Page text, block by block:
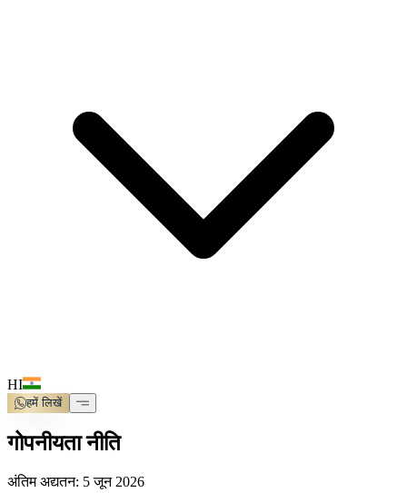
HI
हमें लिखें
गोपनीयता नीति
अंतिम अद्यतन: 5 जून 2026